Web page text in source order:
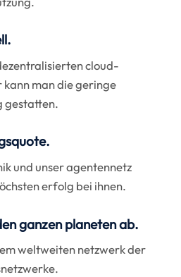
cloud-
man die geringe
gestatten.
und unser agentennetz
erfolg bei ihnen.
ganzen planeten ab.
weltweiten netzwerk der